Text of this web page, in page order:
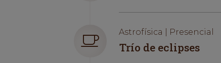
Astrofísica | Presencial
Trío de eclipses